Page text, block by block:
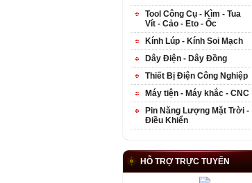
Tool Công Cụ - Kìm - Tua
Vít - Cảo - Eto - Ốc
Kính Lúp - Kính Soi Mạch
Dây Điện - Dây Đồng
Thiết Bị Điện Công Nghiệp
Máy tiện - Máy khắc - CNC
Pin Năng Lượng Mặt Trời -
Điều Khiển
HỖ TRỢ TRỰC TUYẾN